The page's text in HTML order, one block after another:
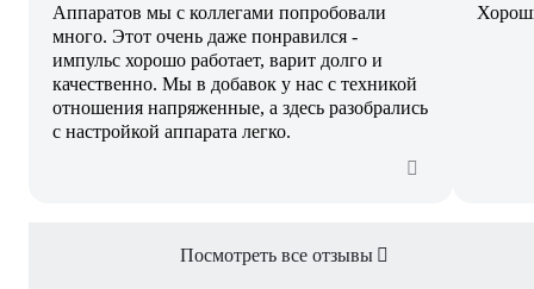
Аппаратов мы с коллегами попробовали
много. Этот очень даже понравился -
импульс хорошо работает, варит долго и
качественно. Мы в добавок у нас с техникой
отношения напряженные, а здесь разобрались
с настройкой аппарата легко.
Посмотреть все отзывы